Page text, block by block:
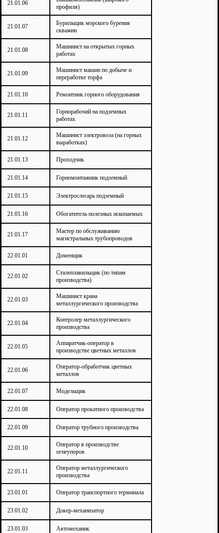
21.01.06
профиля)
21.01.07
Бурильщик морского бурения
скважин
21.01.08
Машинист на открытых горных
работах
21.01.09
Машинист машин по добыче и
переработке торфа
21.01.10 Ремонтник горного оборудования
21.01.11
Горнорабочий на подземных
работах
21.01.12
Машинист электровоза (на горных
выработках)
21.01.13 Проходчик
21.01.14 Горномонтажник подземный
21.01.15 Электрослесарь подземный
21.01.16 Обогатитель полезных ископаемых
21.01.17
Мастер по обслуживанию
магистральных трубопроводов
22.01.01 Доменщик
22.01.02
Сталеплавильщик (по типам
производства)
22.01.03
Машинист крана
металлургического производства
22.01.04
Контролер металлургического
производства
22.01.05
Аппаратчик-оператор в
производстве цветных металлов
22.01.06
Оператор-обработчик цветных
металлов
22.01.07 Модельщик
22.01.08 Оператор прокатного производства
22.01.09 Оператор трубного производства
22.01.10
Оператор в производстве
огнеупоров
22.01.11
Оператор металлургического
производства
23.01.01 Оператор транспортного терминала
23.01.02 Докер-механизатор
23.01.03 Автомеханик